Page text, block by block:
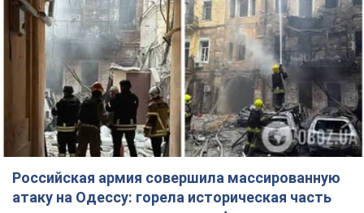
Российская армия совершила массированную
атаку на Одессу: горела историческая часть